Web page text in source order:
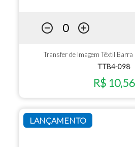
Transfer de Imagem Têxtil
TTB4-098
R$ 10,56
LANÇAMENTO